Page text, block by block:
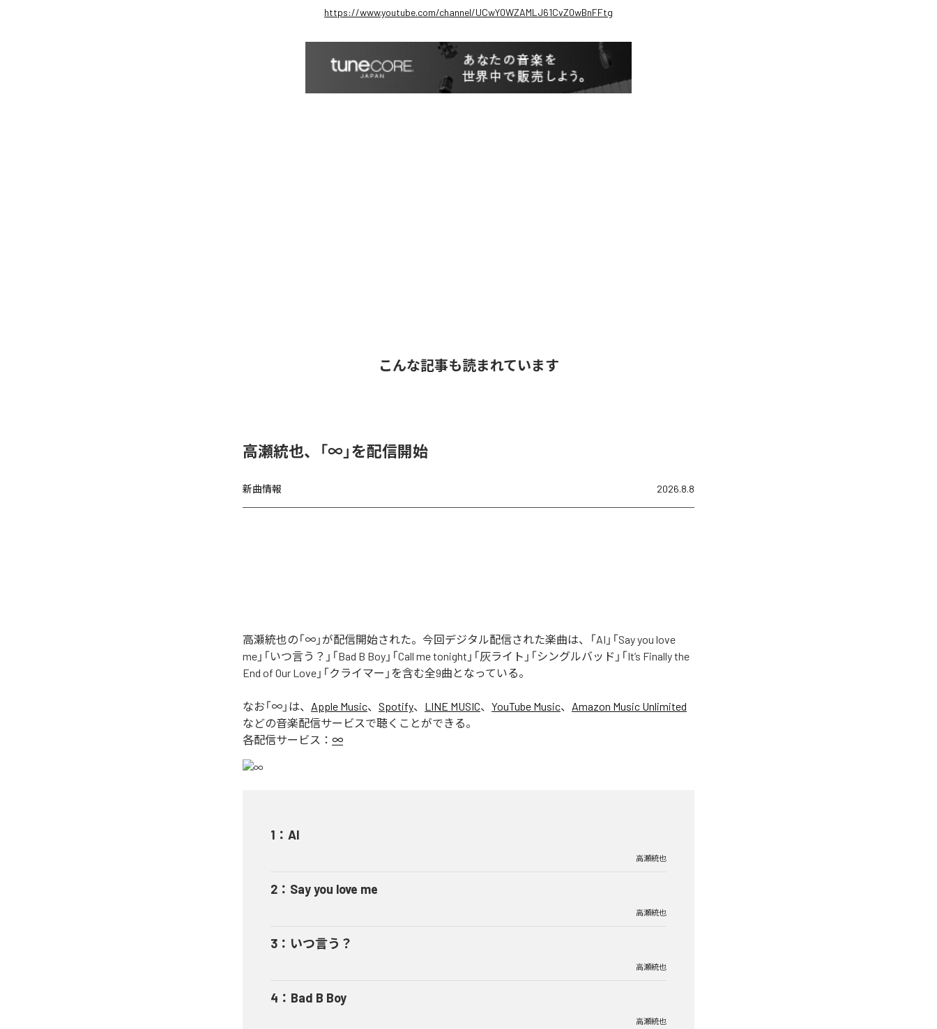
https://www.youtube.com/channel/UCwY0WZAMLJ61CvZ0wBnFFtg
こんな記事も読まれています
高瀬統也、「∞」を配信開始
新曲情報 2026.8.8
高瀬統也の「∞」が配信開始された。今回デジタル配信された楽曲は、「AI」「Say you love
me」「いつ言う？」「Bad B Boy」「Call me tonight」「灰ライト」「シングルバッド」「It’s Finally the
End of Our Love」「クライマー」を含む全9曲となっている。
なお「∞ 」は、 Apple Music、 Spotify、 LINE MUSIC、 YouTube Music、 Amazon Music Unlimited
などの音楽配信サービスで聴くことができる。
各配信サービス： ∞
1 ： AI
高瀬統也
2 ： Say you love me
高瀬統也
3 ： いつ言う？
高瀬統也
4 ： Bad B Boy
高瀬統也